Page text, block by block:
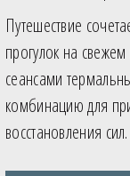
Путешествие
прогулок на
сеансами
комбинацию для
восстановления сил.